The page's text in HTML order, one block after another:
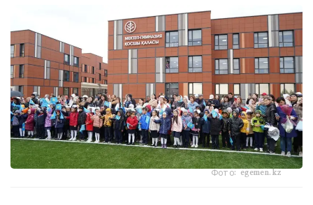
Фото: egemen.kz